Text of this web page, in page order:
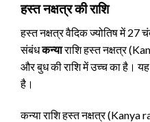
हस्त नक्षत्र की राशि
हस्त नक्षत्र वैदिक ज्योतिष में 27
संबंधकन्याराशि हस्त नक्षत्र
और बुध की राशि में उच्च का है। यह
है।
कन्या राशि हस्त नक्षत्र